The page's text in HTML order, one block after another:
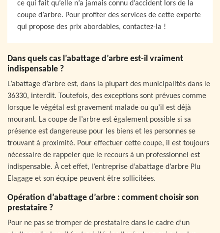
ce qui fait qu’elle n’a jamais connu d’accident lors de la
coupe d’arbre. Pour profiter des services de cette experte
qui propose des prix abordables, contactez-la !
Dans quels cas l’abattage d’arbre est-il vraiment
indispensable ?
L’abattage d’arbre est, dans la plupart des municipalités dans le
36330, interdit. Toutefois, des exceptions sont prévues comme
lorsque le végétal est gravement malade ou qu’il est déjà
mourant. La coupe de l’arbre est également possible si sa
présence est dangereuse pour les biens et les personnes se
trouvant à proximité. Pour effectuer cette coupe, il est toujours
nécessaire de rappeler que le recours à un professionnel est
indispensable. À cet effet, l’entreprise d’abattage d’arbre Plu
Elagage et son équipe peuvent être sollicitées.
Opération d’abattage d’arbre : comment choisir son
prestataire ?
Pour ne pas se tromper de prestataire dans le cadre d’un